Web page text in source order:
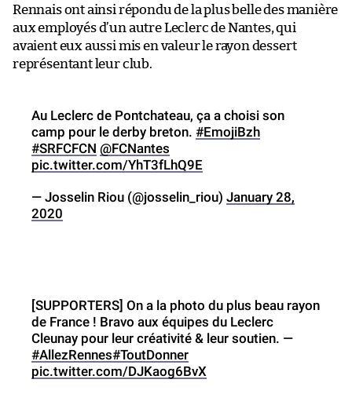
Rennais ont ainsi répondu de la plus belle des manière
aux employés d’un autre Leclerc de Nantes, qui
avaient eux aussi mis en valeur le rayon dessert
représentant leur club.
Au Leclerc de Pontchateau, ça a choisi son
camp pour le derby breton. #EmojiBzh
#SRFCFCN @FCNantes
pic.twitter.com/YhT3fLhQ9E
— Josselin Riou (@josselin_riou) January 28,
2020
[SUPPORTERS] On a la photo du plus beau rayon
de France ! Bravo aux équipes du Leclerc
Cleunay pour leur créativité & leur soutien. —
#AllezRennes#ToutDonner
pic.twitter.com/DJKaog6BvX